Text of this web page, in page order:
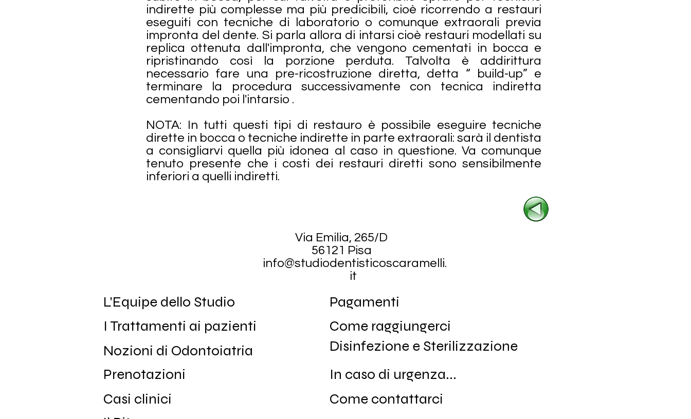
indirette più complesse ma più predicibili, cioè ricorrendo a restauri
eseguiti con tecniche di laboratorio o comunque extraorali previa
impronta del dente. Si parla allora di intarsi cioè restauri modellati su
replica ottenuta dall'impronta, che vengono cementati in bocca e
ripristinando così la porzione perduta. Talvolta è addirittura
necessario fare una pre-ricostruzione diretta, detta “ build-up” e
terminare la procedura successivamente con tecnica indiretta
cementando poi l'intarsio .
NOTA: In tutti questi tipi di restauro è possibile eseguire tecniche
dirette in bocca o tecniche indirette in parte extraorali: sarà il dentista
a consigliarvi quella più idonea al caso in questione. Va comunque
tenuto presente che i costi dei restauri diretti sono sensibilmente
inferiori a quelli indiretti.
Via Emilia, 265/D
56121 Pisa
info@studiodentisticoscaramelli.
it
L'Equipe dello Studio
I Trattamenti ai pazienti
Nozioni di Odontoiatria
Prenotazioni
Casi clinici
Pagamenti
Come raggiungerci
Disinfezione e Sterilizzazione
In caso di urgenza...
Come contattarci